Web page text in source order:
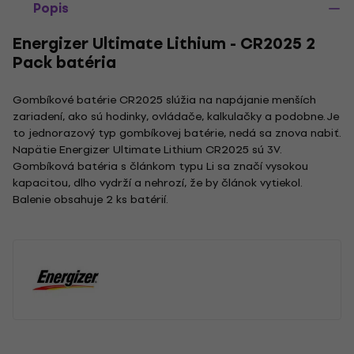
Popis
Energizer Ultimate Lithium - CR2025 2
Pack batéria
Gombíkové batérie CR2025 slúžia na napájanie menších
zariadení, ako sú hodinky, ovládače, kalkulačky a podobne. Je
to jednorazový typ gombíkovej batérie, nedá sa znova nabiť.
Napätie Energizer Ultimate Lithium CR2025 sú 3V.
Gombíková batéria s článkom typu Li sa značí vysokou
kapacitou, dlho vydrží a nehrozí, že by článok vytiekol.
Balenie obsahuje 2 ks batérií.